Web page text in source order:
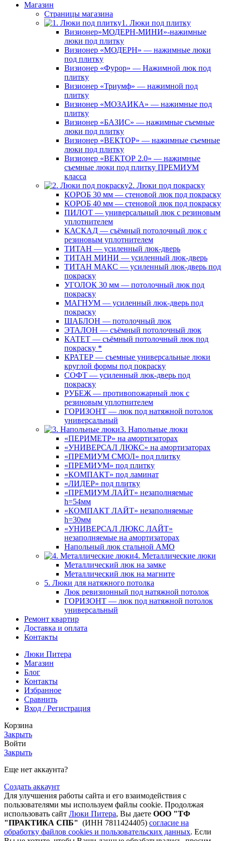
Магазин
Страницы магазина
1. Люки под плитку
Визионер»МОДЕРН-МИНИ»-нажимные
люки под плитку
Визионер «МОДЕРН» — нажимные люки
под плитку
Визионер «Фурор» — Нажимной люк под
плитку
Визионер «Триумф» — нажимной под
плитку
Визионер «МОЗАИКА» — нажимные под
плитку
Визионер «БАЗИС» — нажимные съемные
люки под плитку
Визионер «ВЕКТОР» — нажимные съемные
люки под плитку
Визионер «ВЕКТОР 2.0» — нажимные
съемные люки под плитку ПРЕМИУМ
класса
2. Люки под покраску
КОРОБ 30 мм — стеновой люк под покраску
КОРОБ 40 мм — стеновой люк под покраску
ПИЛОТ — универсальный люк с резиновым
уплотнителем
КАСКАД — съёмный потолочный люк с
резиновым уплотнителем
ТИТАН — усиленный люк-дверь
ТИТАН МИНИ — усиленный люк-дверь
ТИТАН МАКС — усиленный люк-дверь под
покраску
УГОЛОК 30 мм — потолочный люк под
покраску
МАГНУМ — усиленный люк-дверь под
покраску
ШАБЛОН — потолочный люк
ЭТАЛОН — съёмный потолочный люк
КАТЕТ — съёмный потолочный люк под
покраску *
КРАТЕР — съемные универсальные люки
круглой формы под покраску
СОФТ — усиленный люк-дверь под
покраску
РУБЕЖ — противопожарный люк с
резиновым уплотнителем
ГОРИЗОНТ — люк под натяжной потолок
универсальный
3. Напольные люки
«ПЕРИМЕТР» на амортизаторах
«УНИВЕРСАЛ ЛЮКС» на амортизаторах
«ПРЕМИУМ СМОЛ» под плитку
«ПРЕМИУМ» под плитку
«КОМПАКТ» под ламинат
«ЛИДЕР» под плитку
«ПРЕМИУМ ЛАЙТ» незаполняемые
h=54мм
«КОМПАКТ ЛАЙТ» незаполняемые
h=30мм
«УНИВЕРСАЛ ЛЮКС ЛАЙТ»
незаполняемые на амортизаторах
Напольный люк стальной АМО
4. Металлические люки
Металлический люк на замке
Металлический люк на магните
5. Люки для натяжного потолка
Люк ревизионный под натяжной потолок
ГОРИЗОНТ — люк под натяжной потолок
универсальный
Ремонт квартир
Доставка и оплата
Контакты
Люки Питера
Магазин
Блог
Контакты
Избранное
Сравнить
Вход / Регистрация
Корзина
Закрыть
Войти
Закрыть
Еще нет аккаунта?
Создать аккаунт
Для улучшения работы сайта и его взаимодействия с
пользователями мы используем файлы cookie. Продолжая
использовать сайт Люки Питера, Вы даете ООО "ТФ
"ПРАКТИКА СПБ" (ИНН 7811424405) согласие на
обработку файлов cookies и пользовательских данных. Если